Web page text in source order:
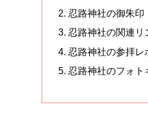
忍路神社の御朱印
忍路神社の関連リ
忍路神社の参拝レ
忍路神社のフォト